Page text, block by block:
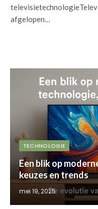
afgelopen…
TECHNOLOGIE
Een blik op
keuzes en trends
mei 19, 2025